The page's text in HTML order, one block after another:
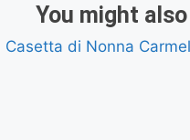
You might